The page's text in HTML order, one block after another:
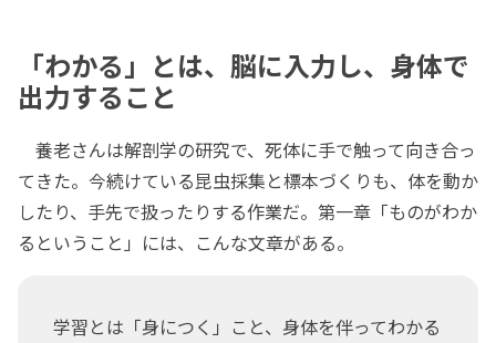
「わかる」とは、脳に入力し、身体で
出力すること
養老さんは解剖学の研究で、死体に手で触って向き合っ
てきた。今続けている昆虫採集と標本づくりも、体を動か
したり、手先で扱ったりする作業だ。第一章「ものがわか
るということ」には、こんな文章がある。
学習とは「身につく」こと、身体を伴ってわかる